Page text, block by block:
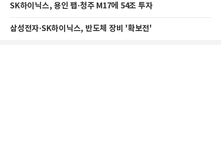
SK하이닉스, 용인 팹·청주 M17에 54조 투자
삼성전자·SK하이닉스, 반도체 장비 '확보전'